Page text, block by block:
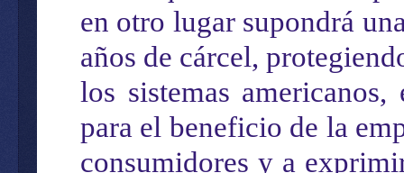
en otro lugar supondrá
años de cárcel,
los sistemas americanos,
para el beneficio de la
consumidores y a